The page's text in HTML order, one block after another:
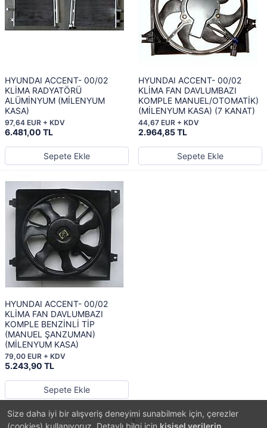
Size daha iyi bir alışveriş deneyimi sunabilmek için, çerezler
(cookies) kullanıyoruz. Detaylı bilgi için kişisel verilerin
HYUNDAI ACCENT- 00/02
KLİMA RADYATÖRÜ
ALÜMİNYUM (MİLENYUM
KASA)
6.481,00 TL
97,64 EUR + KDV
Sepete Ekle
HYUNDAI ACCENT- 00/02
KLİMA FAN DAVLUMBAZI
KOMPLE MANUEL/OTOMATİK)
(MİLENYUM KASA) (7 KANAT)
2.964,85 TL
44,67 EUR + KDV
Sepete Ekle
HYUNDAI ACCENT- 00/02
KLİMA FAN DAVLUMBAZI
KOMPLE BENZİNLİ TİP
(MANUEL ŞANZUMAN)
(MİLENYUM KASA)
5.243,90 TL
79,00 EUR + KDV
Sepete Ekle
1